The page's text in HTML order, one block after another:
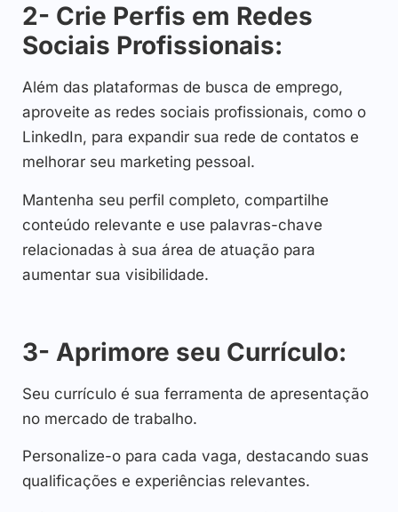
2- Crie Perfis em Redes
Sociais Profissionais:
Além das plataformas de busca de emprego,
aproveite as redes sociais profissionais, como o
LinkedIn, para expandir sua rede de contatos e
melhorar seu marketing pessoal.
Mantenha seu perfil completo, compartilhe
conteúdo relevante e use palavras-chave
relacionadas à sua área de atuação para
aumentar sua visibilidade.
3- Aprimore seu Currículo:
Seu currículo é sua ferramenta de apresentação
no mercado de trabalho.
Personalize-o para cada vaga, destacando suas
qualificações e experiências relevantes.